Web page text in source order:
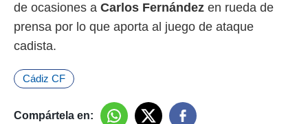
de ocasiones a Carlos Fernández en rueda de
prensa por lo que aporta al juego de ataque
cadista.
Cádiz CF
Compártela en: